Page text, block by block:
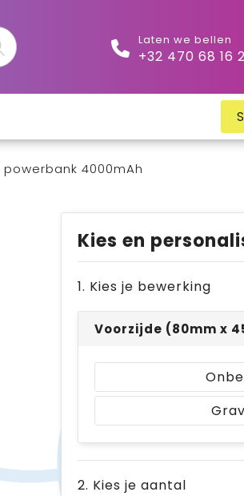
Laten we bellen
+32 470 68 16
4000mAh
Kies en
1. Kies je bewerking
Voorzijde (80mm x
2. Kies je aantal